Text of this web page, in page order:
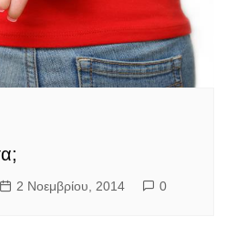
2 Νοεμβρίου, 2014 0